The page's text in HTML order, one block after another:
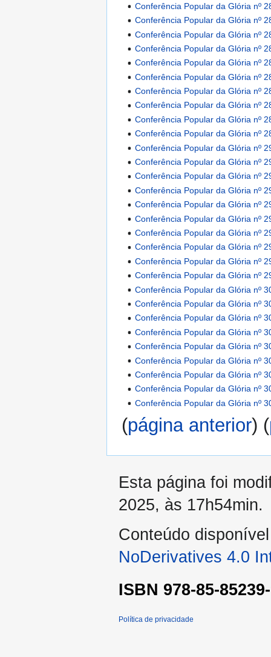
Conferência Popular da Glória nº
Conferência Popular da Glória nº
Conferência Popular da Glória nº
Conferência Popular da Glória nº
Conferência Popular da Glória nº
Conferência Popular da Glória nº
Conferência Popular da Glória nº
Conferência Popular da Glória nº
Conferência Popular da Glória nº
Conferência Popular da Glória nº
Conferência Popular da Glória nº
Conferência Popular da Glória nº
Conferência Popular da Glória nº
Conferência Popular da Glória nº
Conferência Popular da Glória nº
Conferência Popular da Glória nº
Conferência Popular da Glória nº
Conferência Popular da Glória nº
Conferência Popular da Glória nº
Conferência Popular da Glória nº
Conferência Popular da Glória nº
Conferência Popular da Glória nº
Conferência Popular da Glória nº
Conferência Popular da Glória nº
Conferência Popular da Glória nº
Conferência Popular da Glória nº
Conferência Popular da Glória nº
Conferência Popular da Glória nº
Conferência Popular da Glória nº
(página anterior) (
Esta página foi
2025, às 17h54min.
Conteúdo
NoDerivatives 4.0
ISBN 978-85-
Política de privacidade